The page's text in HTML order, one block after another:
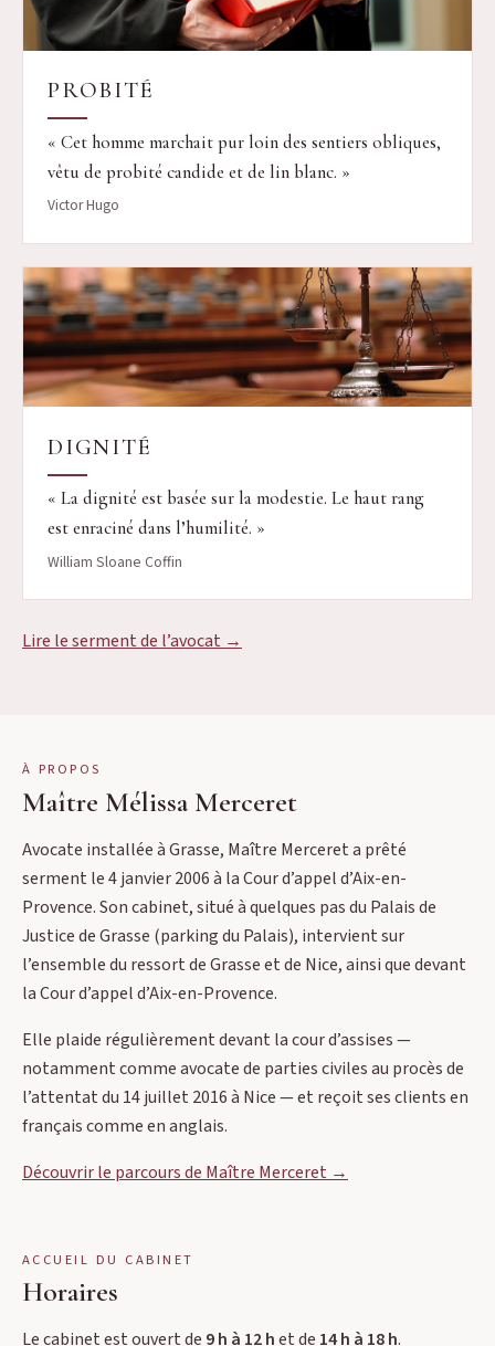
PROBITÉ
« Cet homme marchait pur loin des sentiers obliques,
vêtu de probité candide et de lin blanc. »
Victor Hugo
DIGNITÉ
« La dignité est basée sur la modestie. Le haut rang
est enraciné dans l’humilité. »
William Sloane Coffin
Lire le serment de l’avocat →
À PROPOS
Maître Mélissa Merceret
Avocate installée à Grasse, Maître Merceret a prêté
serment le 4 janvier 2006 à la Cour d’appel d’Aix-en-
Provence. Son cabinet, situé à quelques pas du Palais de
Justice de Grasse (parking du Palais), intervient sur
l’ensemble du ressort de Grasse et de Nice, ainsi que devant
la Cour d’appel d’Aix-en-Provence.
Elle plaide régulièrement devant la cour d’assises —
notamment comme avocate de parties civiles au procès de
l’attentat du 14 juillet 2016 à Nice — et reçoit ses clients en
français comme en anglais.
Découvrir le parcours de Maître Merceret →
ACCUEIL DU CABINET
Horaires
Le cabinet est ouvert de 9 h à 12 het de 14 h à 18 h.